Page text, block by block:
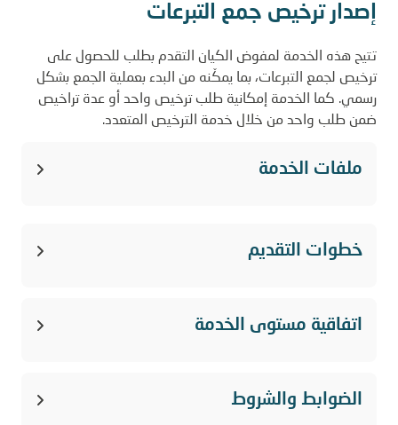
إصدار ترخيص جمع التبرعات
إصدار ترخيص جمع التبرعات
تتيح هذه الخدمة لمفوض الكيان التقدم بطلب للحصول على
ترخيص لجمع التبرعات، بما يمكّنه من البدء بعملية الجمع بشكل
رسمي. كما الخدمة إمكانية طلب ترخيص واحد أو عدة تراخيص
ضمن طلب واحد من خلال خدمة الترخيص المتعدد.
ملفات الخدمة
خطوات التقديم
1
دخول المفوض على النظام و التسجيل من
اتفاقية مستوى الخدمة
خدمة صوت العميل
الضوابط والشروط